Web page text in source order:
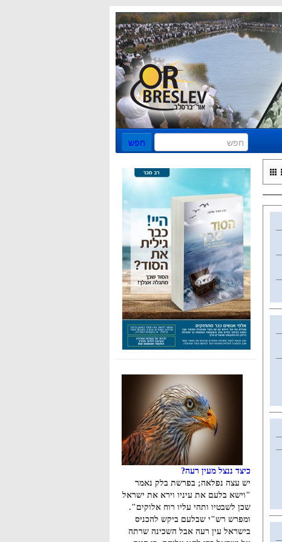
כיצד ננצל מעין רעה?
יש עצה נפלאה; בפרשת בלק נאמר
"וישא בלעם את עיניו וירא את ישראל
שכן לשבטיו ותהי עליו רוח אלוקים".
ומפרש רש"י שבלעם ביקש להכניס
בישראל עין רעה אבל השכינה שרתה